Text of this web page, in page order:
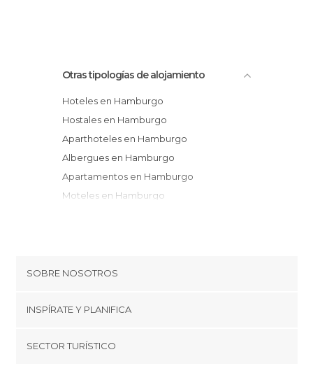
Otras tipologías de alojamiento
Hoteles en Hamburgo
Hostales en Hamburgo
Aparthoteles en Hamburgo
Albergues en Hamburgo
Apartamentos en Hamburgo
Moteles en Hamburgo
SOBRE NOSOTROS
Cookies
Términos y condiciones
INSPÍRATE Y PLANIFICA
SECTOR TURÍSTICO